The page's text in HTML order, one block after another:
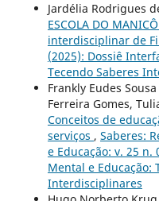
Jardélia Rodrigues
ESCOLA DO
interdisciplinar de
(2025): Dossiê
Tecendo Saberes
Frankly Eudes
Ferreira Gomes,
Conceitos de
serviços , Saberes:
e Educação: v. 25 n.
Mental e Educação:
Interdisciplinares